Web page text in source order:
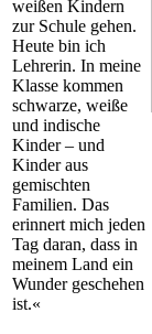
weißen Kindern
zur Schule gehen.
Heute bin ich
Lehrerin. In meine
Klasse kommen
schwarze, weiße
und indische
Kinder – und
Kinder aus
gemischten
Familien. Das
erinnert mich jeden
Tag daran, dass in
meinem Land ein
Wunder geschehen
ist.«